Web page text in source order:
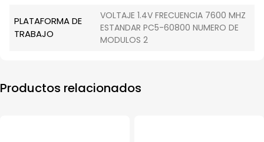
PLATAFORMA DE
TRABAJO
VOLTAJE 1.4V FRECUENCIA 7600 MHZ
ESTANDAR PC5-60800 NUMERO DE
MODULOS 2
Productos relacionados